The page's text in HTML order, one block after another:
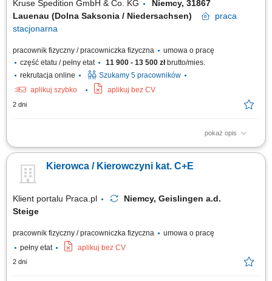
Kruse Spedition GmbH & Co. KG
Niemcy, 31867
Lauenau (Dolna Saksonia / Niedersachsen)
praca
stacjonarna
pracownik fizyczny / pracowniczka fizyczna
umowa o pracę
część etatu / pełny etat
11 900 - 13 500 złbrutto/mies.
rekrutacja online
Szukamy 5 pracowników
aplikuj szybko
aplikuj bez CV
2 dni
pokaż opis
KOGO POSZUKUJEMY? Kierowcy z mocnymi podstawami języka
świadectwo kwalifikacji zawodowej kierowcy (kod 95) na dystrybucje
żywności w systemie zmianowym w 31275 Lehrte / Niemcy w systemie
Kierowca / Kierowczyni kat. C+E
Klient portalu Praca.pl
Niemcy, Geislingen a.d.
Steige
pracownik fizyczny / pracowniczka fizyczna
umowa o pracę
pełny etat
aplikuj bez CV
2 dni